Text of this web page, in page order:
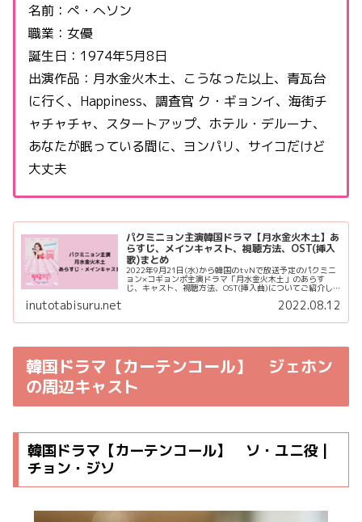
名前：ぺ・へソン
職業：女優
誕生日：1974年5月8日
出演作品：月水金火木土、こうなった以上、青瓦台
に行く、Happiness、調査官 ク・ギョンイ、海街チ
ャチャチャ、スタートアップ、ホテル・デルーナ、
あなたが眠っている間に、ヨンパリ、サイコだけど
大丈夫
パクミニョン主演韓国ドラマ【月水金火木土】あ
らすじ、メインキャスト、視聴方法、OST(挿入
歌)まとめ
2022年9月21日(水)から韓国のtvNで放送予定のパクミニ
ョン×コギョンポ主演ドラマ「月水金火木土」のあらす
じ、キャスト、視聴方法、OST(挿入曲)についてご紹介し
inutotabisuru.net 2022.08.12
韓国ドラマ【カーテンコール】 ジェホン
の周辺キャスト
韓国ドラマ【カーテンコール】 ソ・ユニ役 |
チョン・ジソ